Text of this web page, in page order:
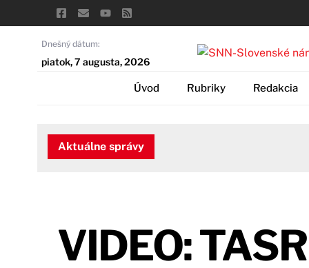
to
Dnešný dátum:
piatok, 7 augusta, 2026
Úvod Rubriky Redakcia
Aktuálne správy
VIDEO: